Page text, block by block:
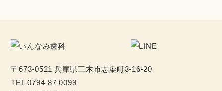
〒673-0521 兵庫県三木市志染町3-16-20
TEL0794-87-0099